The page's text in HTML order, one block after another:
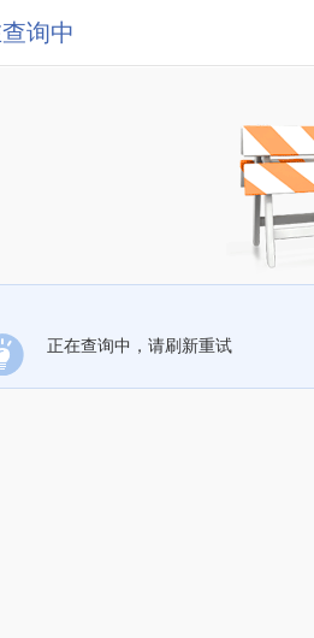
询中
正在查询中，请刷新重试